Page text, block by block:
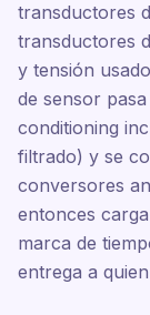
transductores
transductores
y tensión
de sensor
conditioning
filtrado) y se
conversores
entonces
marca de
entrega a